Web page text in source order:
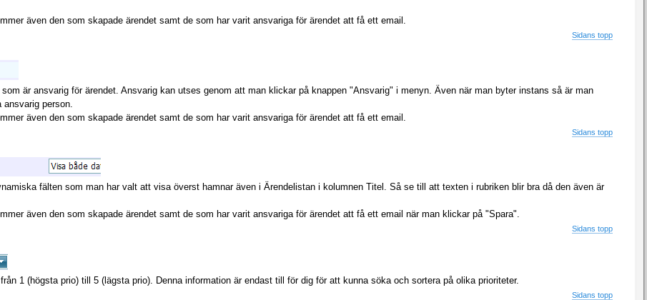
även den som skapade ärendet samt de som har varit ansvariga för ärendet att få ett email.
Sidans topp
är ansvarig för ärendet. Ansvarig kan utses genom att man klickar på knappen "Ansvarig" i menyn. Även när man byter instans så är man
person.
även den som skapade ärendet samt de som har varit ansvariga för ärendet att få ett email.
Sidans topp
fälten som man har valt att visa överst hamnar även i Ärendelistan i kolumnen Titel. Så se till att texten i rubriken blir bra då den även är
även den som skapade ärendet samt de som har varit ansvariga för ärendet att få ett email när man klickar på "Spara".
Sidans topp
1 (högsta prio) till 5 (lägsta prio). Denna information är endast till för dig för att kunna söka och sortera på olika prioriteter.
Sidans topp